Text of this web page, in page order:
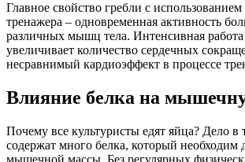
Главное свойство гребли с использованием
тренажера – одновременная активность
различных мышц тела. Интенсивная работа
увеличивает количество сердечных
несравнимый кардиоэффект в процессе
Влияние белка на
Почему все культуристы едят яйца? Дело в
содержат много белка, который необходим
мышечной массы. Без регулярных